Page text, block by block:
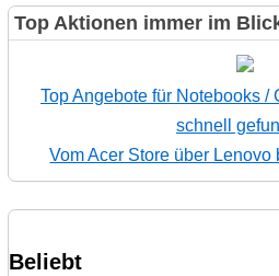
Top Aktionen immer im
Top Angebote für Notebooks /
schnell
Vom Acer Store über
Beliebt